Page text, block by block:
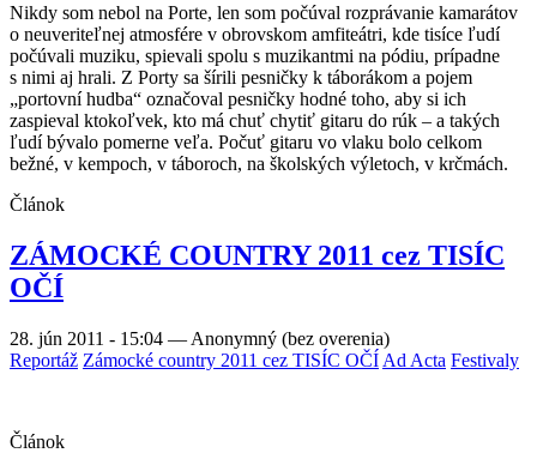
Nikdy som nebol na Porte, len som počúval rozprávanie kamarátov
o neuveriteľnej atmosfére v obrovskom amfiteátri, kde tisíce ľudí
počúvali muziku, spievali spolu s muzikantmi na pódiu, prípadne
s nimi aj hrali. Z Porty sa šírili pesničky k táborákom a pojem
„portovní hudba“ označoval pesničky hodné toho, aby si ich
zaspieval ktokoľvek, kto má chuť chytiť gitaru do rúk – a takých
ľudí bývalo pomerne veľa. Počuť gitaru vo vlaku bolo celkom
bežné, v kempoch, v táboroch, na školských výletoch, v krčmách.
Článok
ZÁMOCKÉ COUNTRY 2011 cez TISÍC
OČÍ
28. jún 2011 - 15:04 — Anonymný (bez overenia)
Reportáž Zámocké country 2011 cez TISÍC OČÍ Ad Acta Festivaly
Článok